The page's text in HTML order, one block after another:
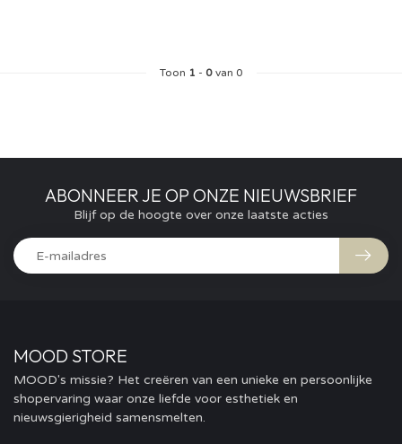
Toon 1 - 0van 0
ABONNEER JE OP ONZE NIEUWSBRIEF
Blijf op de hoogte over onze laatste acties
MOOD STORE
MOOD's missie? Het creëren van een unieke en persoonlijke
shopervaring waar onze liefde voor esthetiek en
nieuwsgierigheid samensmelten.